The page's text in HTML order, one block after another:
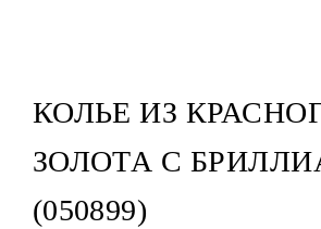
КОЛЬЕ ИЗ
ЗОЛОТА С
(050899)